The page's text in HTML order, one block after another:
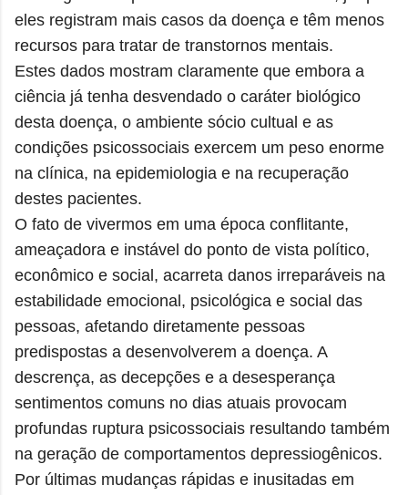
eles registram mais casos da doença e têm menos
recursos para tratar de transtornos mentais.
Estes dados mostram claramente que embora a
ciência já tenha desvendado o caráter biológico
desta doença, o ambiente sócio cultual e as
condições psicossociais exercem um peso enorme
na clínica, na epidemiologia e na recuperação
destes pacientes.
O fato de vivermos em uma época conflitante,
ameaçadora e instável do ponto de vista político,
econômico e social, acarreta danos irreparáveis na
estabilidade emocional, psicológica e social das
pessoas, afetando diretamente pessoas
predispostas a desenvolverem a doença. A
descrença, as decepções e a desesperança
sentimentos comuns no dias atuais provocam
profundas ruptura psicossociais resultando também
na geração de comportamentos depressiogênicos.
Por últimas mudanças rápidas e inusitadas em